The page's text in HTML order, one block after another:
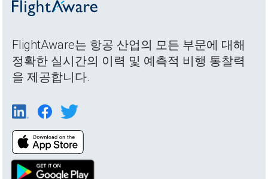
FlightAware는 항공 산업의 모든 부문에 대해
정확한 실시간의 이력 및 예측적 비행 통찰력
을 제공합니다.